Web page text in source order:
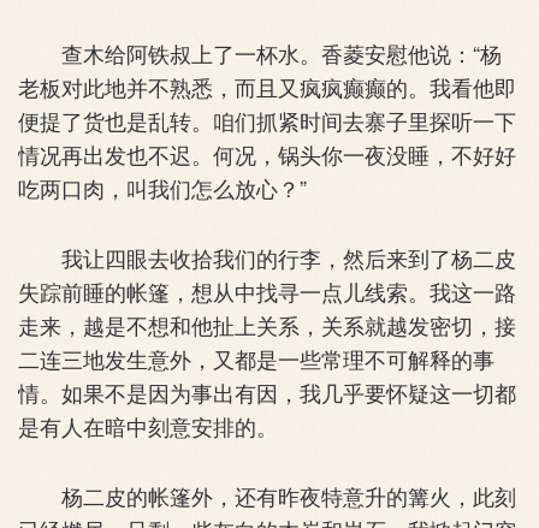
查木给阿铁叔上了一杯水。香菱安慰他说：“杨
老板对此地并不熟悉，而且又疯疯癫癫的。我看他即
便提了货也是乱转。咱们抓紧时间去寨子里探听一下
情况再出发也不迟。何况，锅头你一夜没睡，不好好
吃两口肉，叫我们怎么放心？”
我让四眼去收拾我们的行李，然后来到了杨二皮
失踪前睡的帐篷，想从中找寻一点儿线索。我这一路
走来，越是不想和他扯上关系，关系就越发密切，接
二连三地发生意外，又都是一些常理不可解释的事
情。如果不是因为事出有因，我几乎要怀疑这一切都
是有人在暗中刻意安排的。
杨二皮的帐篷外，还有昨夜特意升的篝火，此刻